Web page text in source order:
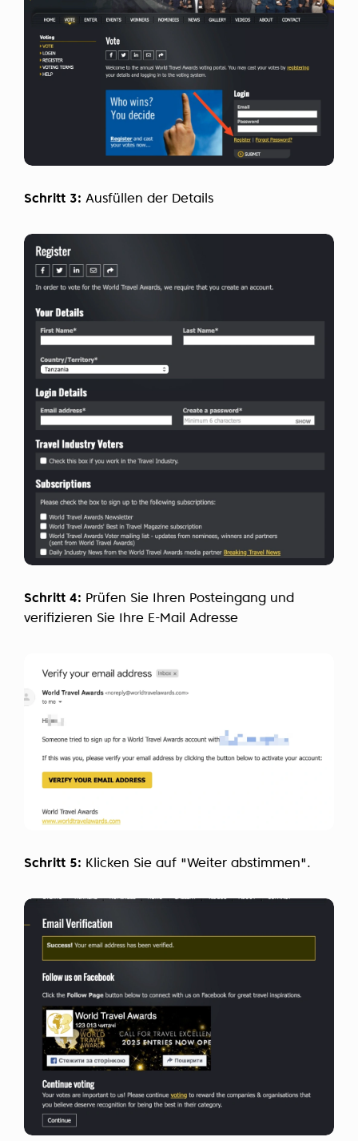
Schritt 3: Ausfüllen der Details
Schritt 4: Prüfen Sie Ihren Posteingang und
verifizieren Sie Ihre E-Mail Adresse
Schritt 5: Klicken Sie auf "Weiter abstimmen".